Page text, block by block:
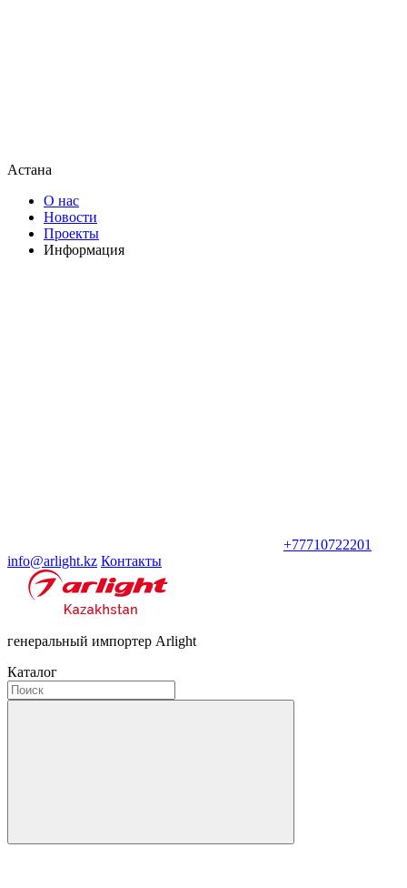
Астана
О нас
Новости
Проекты
Информация
+77710722201
info@arlight.kz Контакты
генеральный импортер Arlight
Каталог